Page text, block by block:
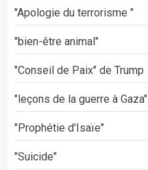
"Apologie du terrorisme "
"bien-être animal"
"Conseil de Paix" de Trump
"leçons de la guerre à Gaza"
"Prophétie d'Isaïe"
"Suicide"